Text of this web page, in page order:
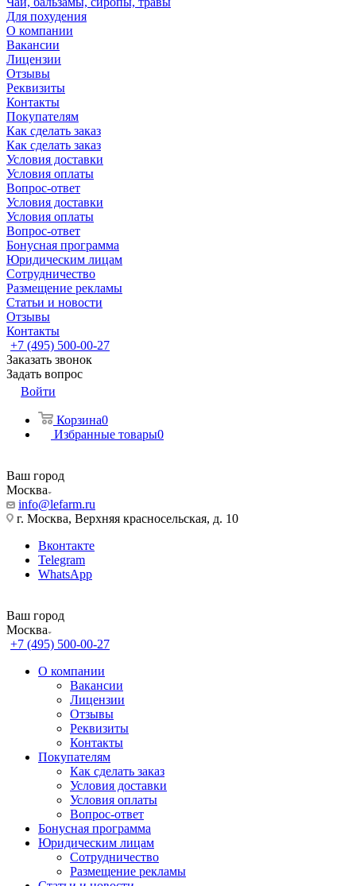
Для похудения
О компании
Вакансии
Лицензии
Отзывы
Реквизиты
Контакты
Покупателям
Как сделать заказ
Как сделать заказ
Условия доставки
Условия оплаты
Вопрос-ответ
Условия доставки
Условия оплаты
Вопрос-ответ
Бонусная программа
Юридическим лицам
Сотрудничество
Размещение рекламы
Статьи и новости
Отзывы
Контакты
+7 (495) 500-00-27
Заказать звонок
Задать вопрос
Войти
Корзина0
Избранные товары0
Ваш город
Москва
info@lefarm.ru
г. Москва, Верхняя красносельская, д. 10
Вконтакте
Telegram
WhatsApp
Ваш город
Москва
+7 (495) 500-00-27
О компании
Вакансии
Лицензии
Отзывы
Реквизиты
Контакты
Покупателям
Как сделать заказ
Условия доставки
Условия оплаты
Вопрос-ответ
Бонусная программа
Юридическим лицам
Сотрудничество
Размещение рекламы